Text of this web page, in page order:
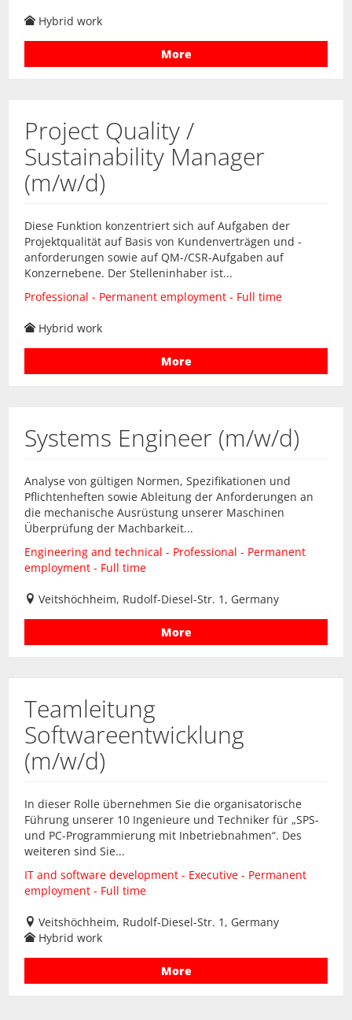
Hybrid work
More
Project Quality /
Sustainability Manager
(m/w/d)
Diese Funktion konzentriert sich auf Aufgaben der
Projektqualität auf Basis von Kundenverträgen und -
anforderungen sowie auf QM-/CSR-Aufgaben auf
Konzernebene. Der Stelleninhaber ist...
Professional - Permanent employment - Full time
Hybrid work
More
Systems Engineer (m/w/d)
Analyse von gültigen Normen, Spezifikationen und
Pflichtenheften sowie Ableitung der Anforderungen an
die mechanische Ausrüstung unserer Maschinen
Überprüfung der Machbarkeit...
Engineering and technical - Professional - Permanent
employment - Full time
Veitshöchheim, Rudolf-Diesel-Str. 1, Germany
More
Teamleitung
Softwareentwicklung
(m/w/d)
In dieser Rolle übernehmen Sie die organisatorische
Führung unserer 10 Ingenieure und Techniker für „SPS-
und PC-Programmierung mit Inbetriebnahmen“. Des
weiteren sind Sie...
IT and software development - Executive - Permanent
employment - Full time
Veitshöchheim, Rudolf-Diesel-Str. 1, Germany
Hybrid work
More